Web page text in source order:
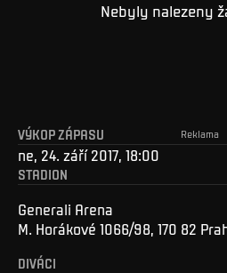
Nebyly nalezeny
Reklama
VÝKOP ZÁPASU
ne, 24. září 2017, 18:00
STADION
Generali Arena
M. Horákové 1066/98, 170 82
DIVÁCI